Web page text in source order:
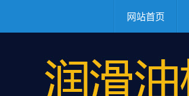
网站首页